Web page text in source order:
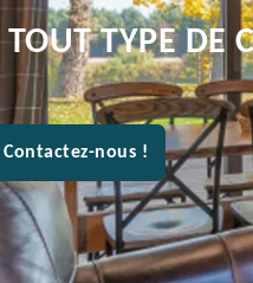
TYPE DE
Contactez-nous !